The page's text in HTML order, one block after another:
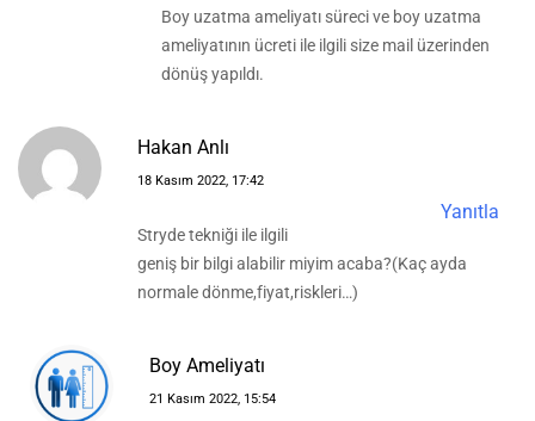
Boy uzatma ameliyatı süreci ve boy uzatma
ameliyatının ücreti ile ilgili size mail üzerinden
dönüş yapıldı.
Hakan Anlı
18 Kasım 2022, 17:42
Yanıtla
Stryde tekniği ile ilgili
geniş bir bilgi alabilir miyim acaba?(Kaç ayda
normale dönme,fiyat,riskleri…)
Boy Ameliyatı
21 Kasım 2022, 15:54